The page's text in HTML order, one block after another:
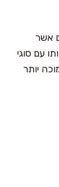
אשר
עם סוגי
יותר